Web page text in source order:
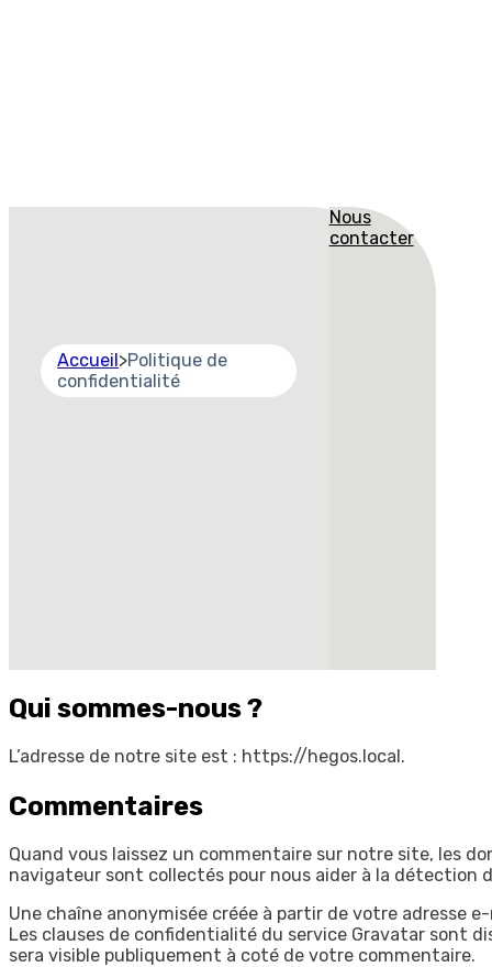
Accueil>Politique de
confidentialité
Nous
contacter
Qui sommes-nous ?
L’adresse de notre site est : https://hegos.local.
Commentaires
Quand vous laissez un commentaire sur notre site, les
navigateur sont collectés pour nous aider à la détection
Une chaîne anonymisée créée à partir de votre adresse
Les clauses de confidentialité du service Gravatar sont
sera visible publiquement à coté de votre commentaire.